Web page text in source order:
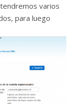
varios
para luego